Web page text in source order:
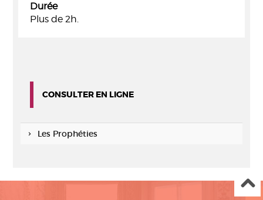
Durée
Plus de 2h.
CONSULTER EN LIGNE
Les Prophéties